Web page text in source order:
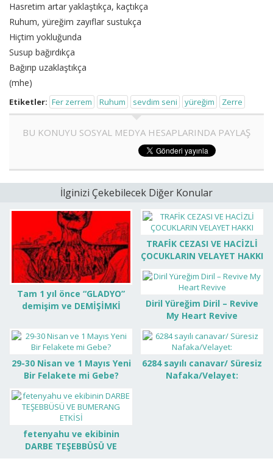
Hasretim artar yaklaştıkça, kaçtıkça
Ruhum, yüreğim zayıflar sustukça
Hiçtim yokluğunda
Susup bağırdıkça
Bağırıp uzaklaştıkça
(mhe)
Etiketler: Fer zerrem Ruhum sevdim seni yüreğim Zerre
BU KONUYU SOSYAL MEDYA HESAPLARINDA PAYLAŞ
İlginizi Çekebilecek Diğer Konular
Tam 1 yıl önce “GLADYO”
demişim ve DEMİŞİMKİ
TRAFİK CEZASI VE HACİZLİ
ÇOCUKLARIN VELAYET HAKKI
Diril Yüreğim Diril – Revive
My Heart Revive
29-30 Nisan ve 1 Mayıs Yeni
Bir Felakete mi Gebe?
6284 sayılı canavar/ Süresiz
Nafaka/Velayet:
fetenyahu ve ekibinin
DARBE TEŞEBBÜSÜ VE